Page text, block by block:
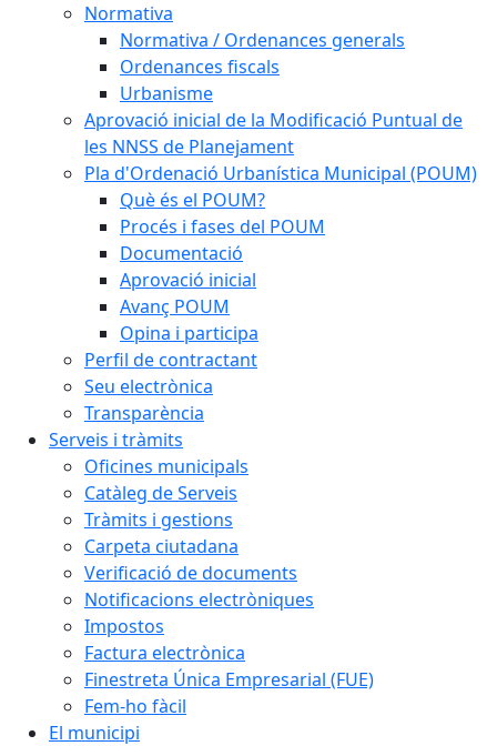
Normativa
Normativa / Ordenances generals
Ordenances fiscals
Urbanisme
Aprovació inicial de la Modificació Puntual de
les NNSS de Planejament
Pla d'Ordenació Urbanística Municipal (POUM)
Què és el POUM?
Procés i fases del POUM
Documentació
Aprovació inicial
Avanç POUM
Opina i participa
Perfil de contractant
Seu electrònica
Transparència
Serveis i tràmits
Oficines municipals
Catàleg de Serveis
Tràmits i gestions
Carpeta ciutadana
Verificació de documents
Notificacions electròniques
Impostos
Factura electrònica
Finestreta Única Empresarial (FUE)
Fem-ho fàcil
El municipi